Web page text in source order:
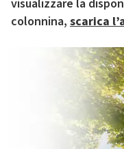
visualizzare la
colonnina, scarica